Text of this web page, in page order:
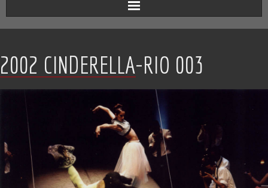
Aktuell
Werkverzeichnis
Biografie
Kontakt
2002 CINDERELLA-RIO 003